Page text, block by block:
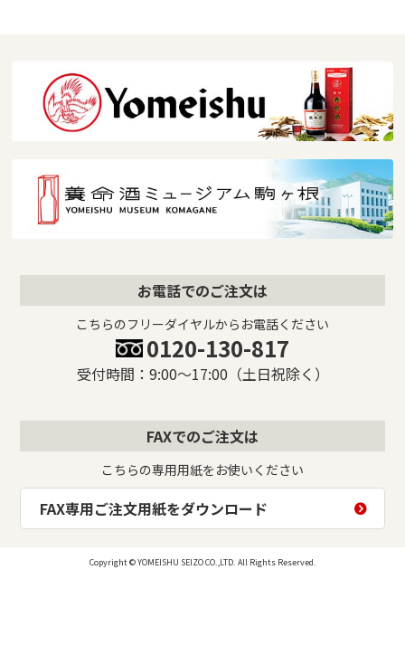
お電話でのご注文は
こちらのフリーダイヤルからお電話ください
0120-130-817
受付時間：9:00〜17:00（土日祝除く）
FAXでのご注文は
こちらの専用用紙をお使いください
FAX専用ご注文用紙をダウンロード
Copyright © YOMEISHU SEIZO CO.,LTD. All Rights Reserved.